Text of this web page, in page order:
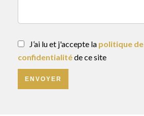
J’ai lu et j'accepte la politique de
confidentialitéde ce site
ENVOYER